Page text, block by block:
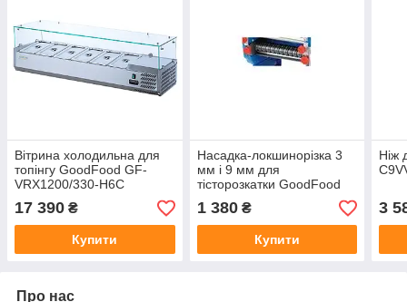
Вітрина холодильна для
топінгу GoodFood GF-
VRX1200/330-H6C
17 390 ₴
Купити
Насадка-локшинорізка 3
мм і 9 мм для
тісторозкатки GoodFood
NM200
1 380₴
Купити
Ніж
3
Про нас